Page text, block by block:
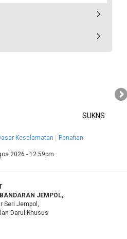
SUKNS
Keselamatan Penafian
2026 - 12:59pm
JEMPOL,
Seri Jempol,
Darul Khusus